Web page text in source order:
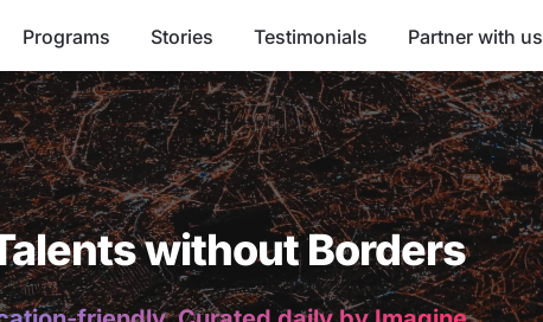
Programs Stories Testimonials Partner with us
without Borders